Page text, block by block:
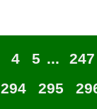
4 5 ...
247
294 295